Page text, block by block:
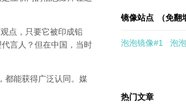
点，只要它被印成铅
言人？但在中国，当时
都能获得广泛认同。媒
镜像站点 （免翻
泡泡镜像#1 泡泡
热门文章